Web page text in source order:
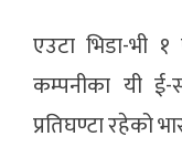
एउटा भिडा-भी
कम्पनीका यी
प्रतिघण्टा रहेको